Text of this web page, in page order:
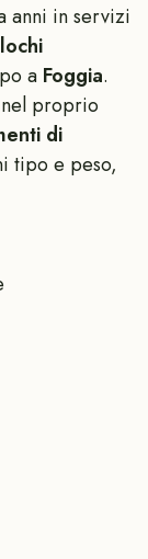
anni in servizi
a Foggia.
proprio
di
tipo e peso,